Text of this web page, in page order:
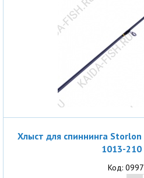
Хлыст для спиннинга
1013-210
Код: